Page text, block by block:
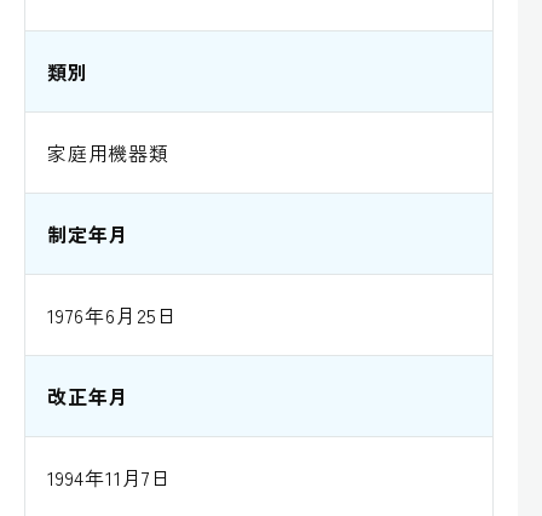
類別
家庭用機器類
制定年月
1976年6月25日
改正年月
1994年11月7日